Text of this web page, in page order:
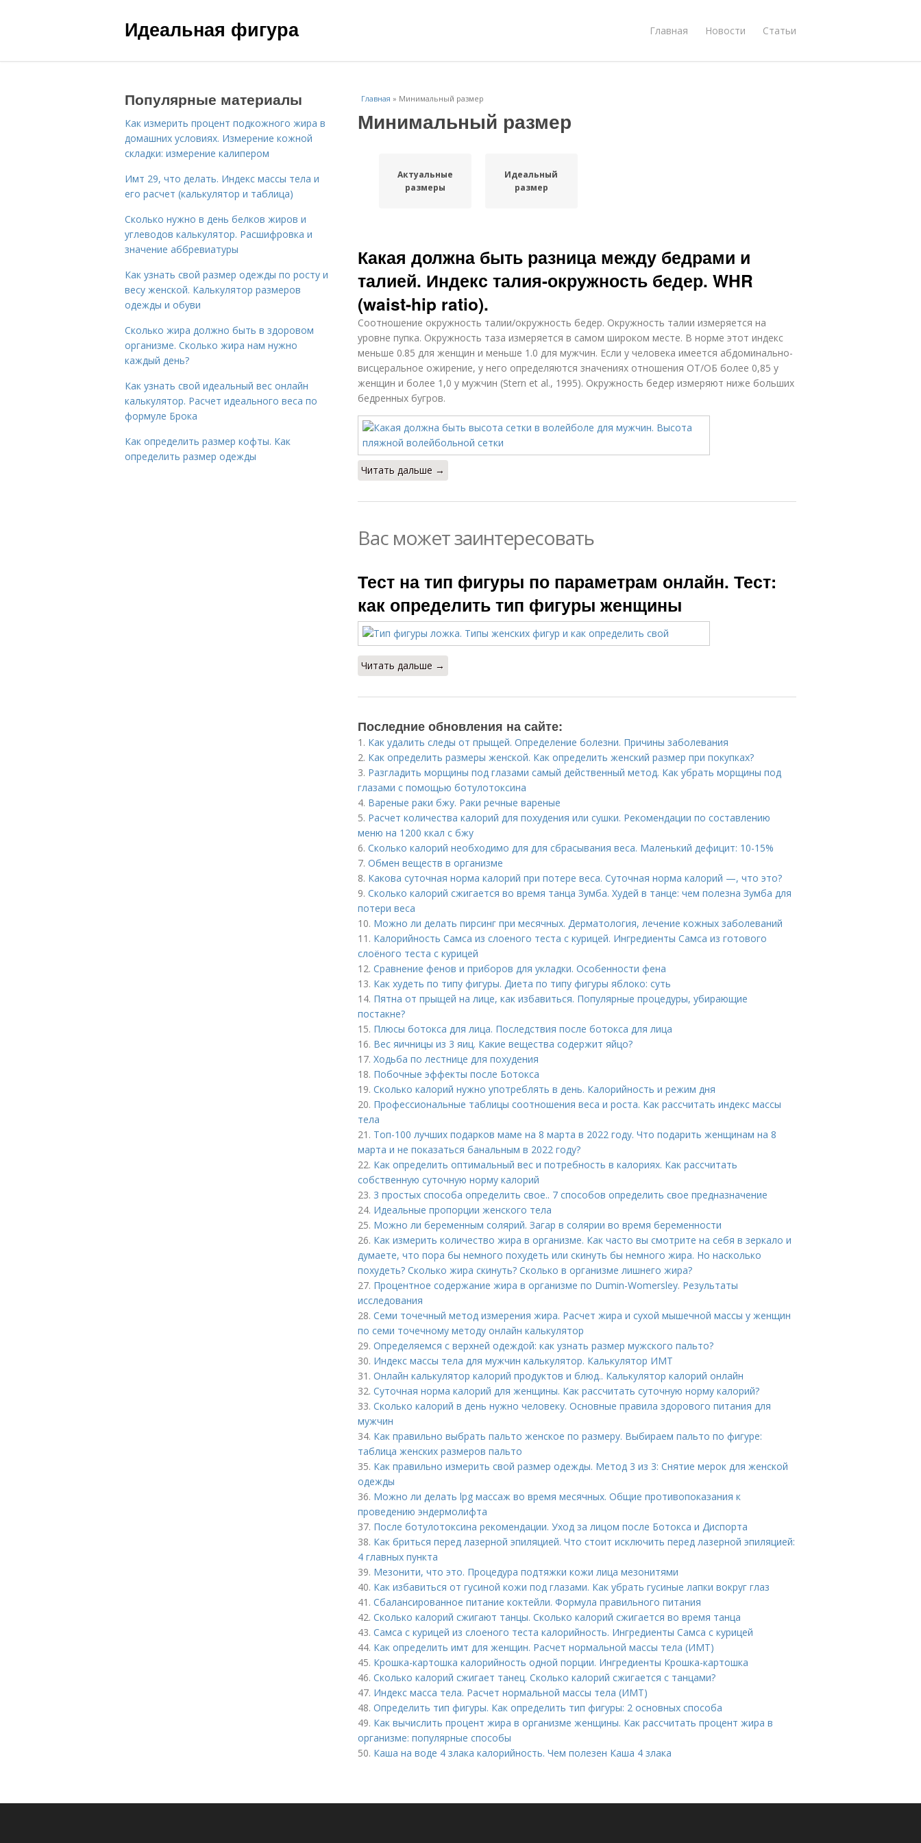
Идеальная фигура Главная Новости Статьи
Главная » Минимальный размер
Минимальный размер
Актуальные
размеры
Идеальный
размер
Какая должна быть разница между бедрами и
талией. Индекс талия-окружность бедер. WHR
(waist-hip ratio).
Соотношение окружность талии/окружность бедер. Окружность талии измеряется на
уровне пупка. Окружность таза измеряется в самом широком месте. В норме этот индекс
меньше 0.85 для женщин и меньше 1.0 для мужчин. Если у человека имеется абдоминально-
висцеральное ожирение, у него определяются значениях отношения ОТ/ОБ более 0,85 у
женщин и более 1,0 у мужчин (Stern et al., 1995). Окружность бедер измеряют ниже больших
бедренных бугров.
Читать дальше →
Вас может заинтересовать
Тест на тип фигуры по параметрам онлайн. Тест:
как определить тип фигуры женщины
Читать дальше →
Последние обновления на сайте:
1. Как удалить следы от прыщей. Определение болезни. Причины заболевания
2. Как определить размеры женской. Как определить женский размер при покупках?
3. Разгладить морщины под глазами самый действенный метод. Как убрать морщины под
глазами с помощью ботулотоксина
4. Вареные раки бжу. Раки речные вареные
5. Расчет количества калорий для похудения или сушки. Рекомендации по составлению
меню на 1200 ккал с бжу
6. Сколько калорий необходимо для для сбрасывания веса. Маленький дефицит: 10-15%
7. Обмен веществ в организме
8. Какова суточная норма калорий при потере веса. Суточная норма калорий —, что это?
9. Сколько калорий сжигается во время танца Зумба. Худей в танце: чем полезна Зумба для
потери веса
10. Можно ли делать пирсинг при месячных. Дерматология, лечение кожных заболеваний
11. Калорийность Самса из слоеного теста с курицей. Ингредиенты Самса из готового
слоёного теста с курицей
12. Сравнение фенов и приборов для укладки. Особенности фена
13. Как худеть по типу фигуры. Диета по типу фигуры яблоко: суть
14. Пятна от прыщей на лице, как избавиться. Популярные процедуры, убирающие
постакне?
15. Плюсы ботокса для лица. Последствия после ботокса для лица
16. Вес яичницы из 3 яиц. Какие вещества содержит яйцо?
17. Ходьба по лестнице для похудения
18. Побочные эффекты после Ботокса
19. Сколько калорий нужно употреблять в день. Калорийность и режим дня
20. Профессиональные таблицы соотношения веса и роста. Как рассчитать индекс массы
тела
21. Топ-100 лучших подарков маме на 8 марта в 2022 году. Что подарить женщинам на 8
марта и не показаться банальным в 2022 году?
22. Как определить оптимальный вес и потребность в калориях. Как рассчитать
собственную суточную норму калорий
23. 3 простых способа определить свое.. 7 способов определить свое предназначение
24. Идеальные пропорции женского тела
25. Можно ли беременным солярий. Загар в солярии во время беременности
26. Как измерить количество жира в организме. Как часто вы смотрите на себя в зеркало и
думаете, что пора бы немного похудеть или скинуть бы немного жира. Но насколько
похудеть? Сколько жира скинуть? Сколько в организме лишнего жира?
27. Процентное содержание жира в организме по Dumin-Womersley. Результаты
исследования
28. Семи точечный метод измерения жира. Расчет жира и сухой мышечной массы у женщин
по семи точечному методу онлайн калькулятор
29. Определяемся с верхней одеждой: как узнать размер мужского пальто?
30. Индекс массы тела для мужчин калькулятор. Калькулятор ИМТ
31. Онлайн калькулятор калорий продуктов и блюд.. Калькулятор калорий онлайн
32. Суточная норма калорий для женщины. Как рассчитать суточную норму калорий?
33. Сколько калорий в день нужно человеку. Основные правила здорового питания для
мужчин
34. Как правильно выбрать пальто женское по размеру. Выбираем пальто по фигуре:
таблица женских размеров пальто
35. Как правильно измерить свой размер одежды. Метод 3 из 3: Снятие мерок для женской
одежды
36. Можно ли делать lpg массаж во время месячных. Общие противопоказания к
проведению эндермолифта
37. После ботулотоксина рекомендации. Уход за лицом после Ботокса и Диспорта
38. Как бриться перед лазерной эпиляцией. Что стоит исключить перед лазерной эпиляцией:
4 главных пункта
39. Мезонити, что это. Процедура подтяжки кожи лица мезонитями
40. Как избавиться от гусиной кожи под глазами. Как убрать гусиные лапки вокруг глаз
41. Сбалансированное питание коктейли. Формула правильного питания
42. Сколько калорий сжигают танцы. Сколько калорий сжигается во время танца
43. Самса с курицей из слоеного теста калорийность. Ингредиенты Самса с курицей
44. Как определить имт для женщин. Расчет нормальной массы тела (ИМТ)
45. Крошка-картошка калорийность одной порции. Ингредиенты Крошка-картошка
46. Сколько калорий сжигает танец. Сколько калорий сжигается с танцами?
47. Индекс масса тела. Расчет нормальной массы тела (ИМТ)
48. Определить тип фигуры. Как определить тип фигуры: 2 основных способа
49. Как вычислить процент жира в организме женщины. Как рассчитать процент жира в
организме: популярные способы
50. Каша на воде 4 злака калорийность. Чем полезен Каша 4 злака
Популярные материалы
Как измерить процент подкожного жира в
домашних условиях. Измерение кожной
складки: измерение калипером
Имт 29, что делать. Индекс массы тела и
его расчет (калькулятор и таблица)
Сколько нужно в день белков жиров и
углеводов калькулятор. Расшифровка и
значение аббревиатуры
Как узнать свой размер одежды по росту и
весу женской. Калькулятор размеров
одежды и обуви
Сколько жира должно быть в здоровом
организме. Сколько жира нам нужно
каждый день?
Как узнать свой идеальный вес онлайн
калькулятор. Расчет идеального веса по
формуле Брока
Как определить размер кофты. Как
определить размер одежды